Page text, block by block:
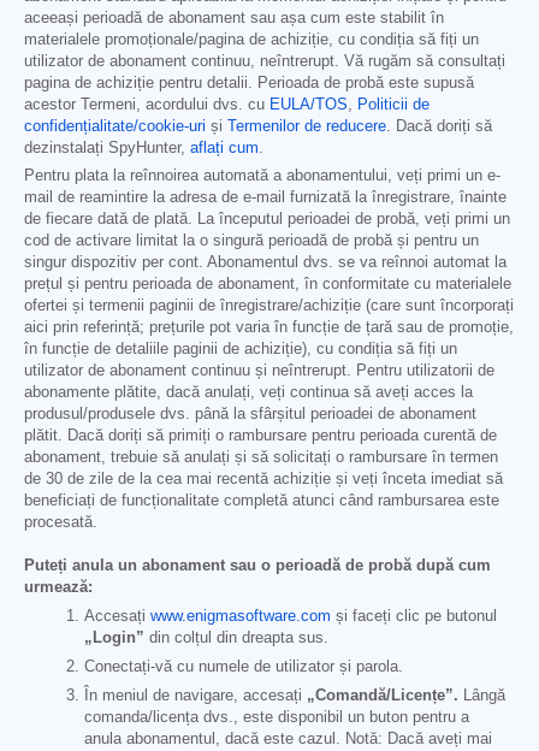
aceeași perioadă de abonament sau așa cum este stabilit în
materialele promoționale/pagina de achiziție, cu condiția să fiți un
utilizator de abonament continuu, neîntrerupt. Vă rugăm să consultați
pagina de achiziție pentru detalii. Perioada de probă este supusă
acestor Termeni, acordului dvs. cu EULA/TOS
Politicii de
confidențialitate/cookie-uri și Termenilor de reducere . Dacă doriți să
dezinstalați SpyHunter, aflați cum
Pentru plata la reînnoirea automată a abonamentului, veți primi un e-
mail de reamintire la adresa de e-mail furnizată la înregistrare, înainte
de fiecare dată de plată. La începutul perioadei de probă, veți primi un
cod de activare limitat la o singură perioadă de probă și pentru un
singur dispozitiv per cont. Abonamentul dvs. se va reînnoi automat la
prețul și pentru perioada de abonament, în conformitate cu materialele
ofertei și termenii paginii de înregistrare/achiziție (care sunt încorporați
aici prin referință; prețurile pot varia în funcție de țară sau de promoție,
în funcție de detaliile paginii de achiziție), cu condiția să fiți un
utilizator de abonament continuu și neîntrerupt. Pentru utilizatorii de
abonamente plătite, dacă anulați, veți continua să aveți acces la
produsul/produsele dvs. până la sfârșitul perioadei de abonament
plătit. Dacă doriți să primiți o rambursare pentru perioada curentă de
abonament, trebuie să anulați și să solicitați o rambursare în termen
de 30 de zile de la cea mai recentă achiziție și veți înceta imediat să
beneficiați de funcționalitate completă atunci când rambursarea este
procesată.
Puteți anula un abonament sau o perioadă de probă după cum
urmează:
Accesați www.enigmasoftware.com și faceți clic pe butonul
„Login” din colțul din dreapta sus.
Conectați-vă cu numele de utilizator și parola.
În meniul de navigare, accesați „Comandă/Licențe”. Lângă
comanda/licența dvs., este disponibil un buton pentru a
anula abonamentul, dacă este cazul. Notă: Dacă aveți mai